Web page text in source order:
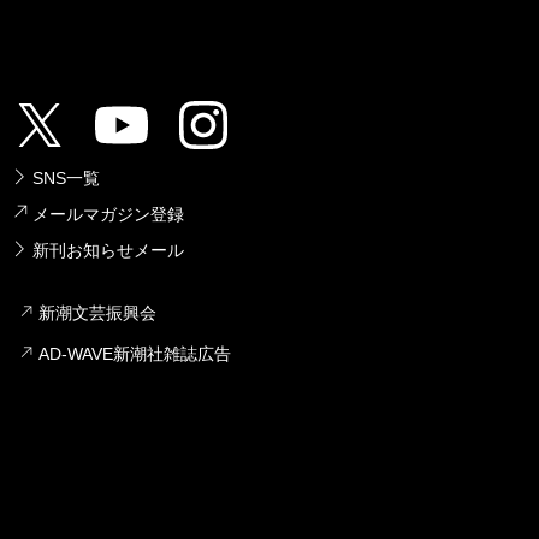
SNS一覧
メールマガジン登録
新刊お知らせメール
新潮文芸振興会
AD-WAVE新潮社雑誌広告